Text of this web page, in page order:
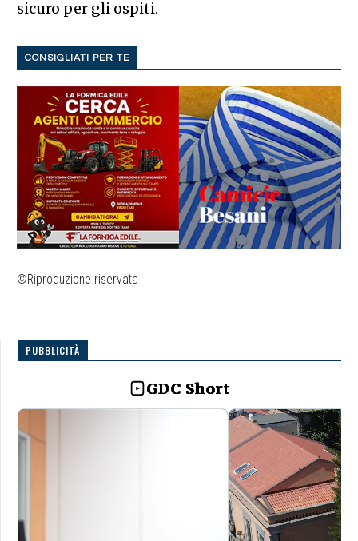
sicuro per gli ospiti.
CONSIGLIATI PER TE
©Riproduzione riservata
PUBBLICITÀ
GDC Short